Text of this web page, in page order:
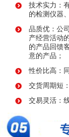
技术实力：
的检测仪器
品质优：公
产经营活动
的产品回馈
意的产品；
性价比高：
交货周期短
交易灵活：